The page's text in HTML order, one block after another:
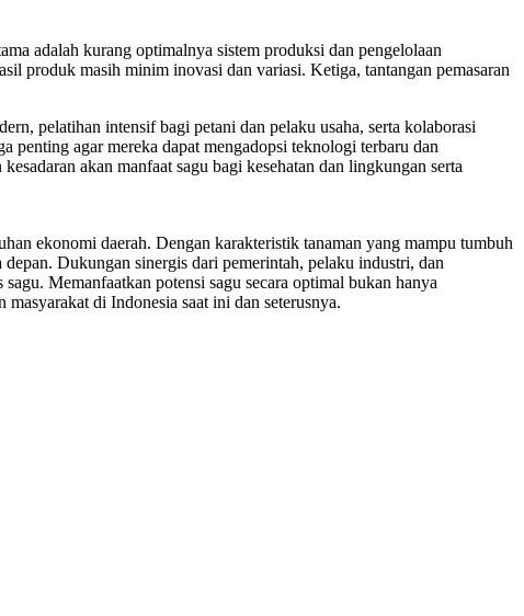
adalah kurang optimalnya sistem produksi dan pengelolaan
produk masih minim inovasi dan variasi. Ketiga, tantangan pemasaran
pelatihan intensif bagi petani dan pelaku usaha, serta kolaborasi
penting agar mereka dapat mengadopsi teknologi terbaru dan
akan manfaat sagu bagi kesehatan dan lingkungan serta
ekonomi daerah. Dengan karakteristik tanaman yang mampu tumbuh
Dukungan sinergis dari pemerintah, pelaku industri, dan
Memanfaatkan potensi sagu secara optimal bukan hanya
di Indonesia saat ini dan seterusnya.